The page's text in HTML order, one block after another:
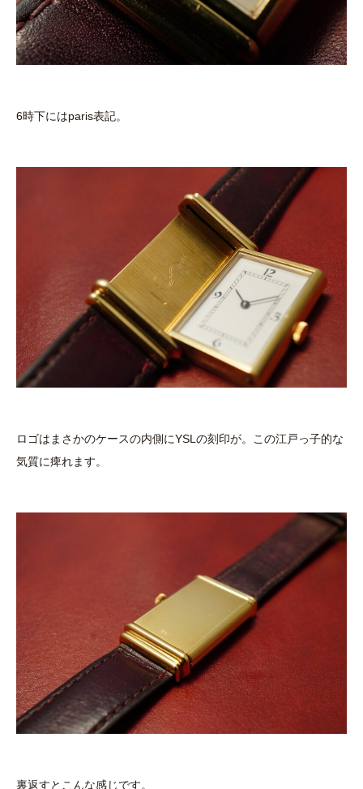
6時下にはparis表記。
ロゴはまさかのケースの内側にYSLの刻印が。この江戸っ子的な
気質に痺れます。
裏返すとこんな感じです。